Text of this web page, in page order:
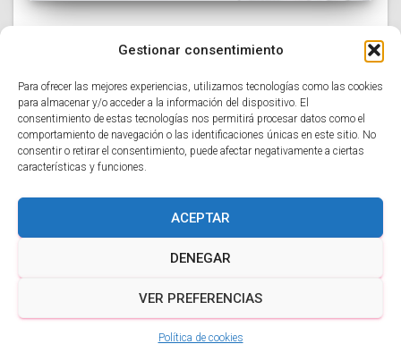
Gestionar consentimiento
Para ofrecer las mejores experiencias, utilizamos tecnologías como las cookies
para almacenar y/o acceder a la información del dispositivo. El
consentimiento de estas tecnologías nos permitirá procesar datos como el
comportamiento de navegación o las identificaciones únicas en este sitio. No
consentir o retirar el consentimiento, puede afectar negativamente a ciertas
características y funciones.
ACEPTAR
DENEGAR
VER PREFERENCIAS
Política de cookies
FACTURA ELECTRONICA
OBLIGATORIA EN 2025 – TODO LO QUE
NECESITAS SABER
A partir de julio de 2025, todas las empresas y
autónomos en España estarán obligados a
emitir facturas electrónicas, según lo establecido por
crecimiento de empresas”. Esta normativa
Hestia | Desarrollado porThemeIsle